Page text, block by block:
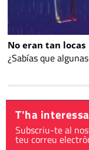
No eran tan locas
¿Sabías que
T'ha
Subscriu-te al
teu correu